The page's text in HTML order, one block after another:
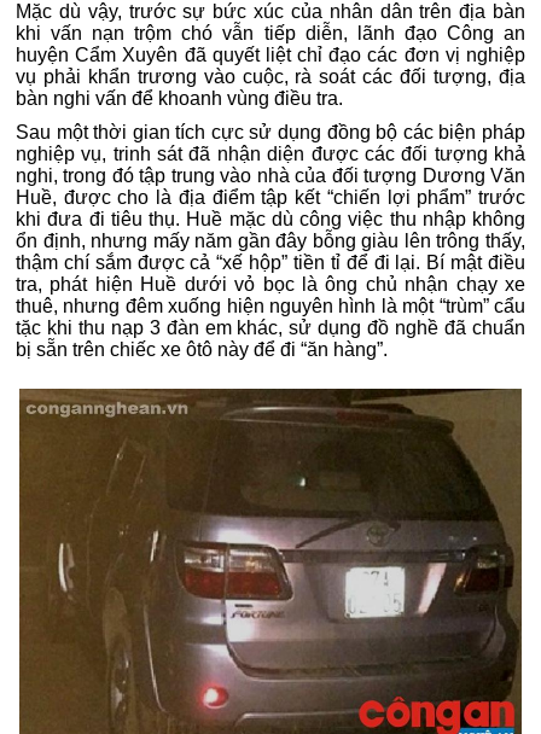
Mặc dù vậy, trước sự bức xúc của nhân dân trên địa bàn
khi vấn nạn trộm chó vẫn tiếp diễn, lãnh đạo Công an
huyện Cẩm Xuyên đã quyết liệt chỉ đạo các đơn vị nghiệp
vụ phải khẩn trương vào cuộc, rà soát các đối tượng, địa
bàn nghi vấn để khoanh vùng điều tra.
Sau một thời gian tích cực sử dụng đồng bộ các biện pháp
nghiệp vụ, trinh sát đã nhận diện được các đối tượng khả
nghi, trong đó tập trung vào nhà của đối tượng Dương Văn
Huề, được cho là địa điểm tập kết “chiến lợi phẩm” trước
khi đưa đi tiêu thụ. Huề mặc dù công việc thu nhập không
ổn định, nhưng mấy năm gần đây bỗng giàu lên trông thấy,
thậm chí sắm được cả “xế hộp” tiền tỉ để đi lại. Bí mật điều
tra, phát hiện Huề dưới vỏ bọc là ông chủ nhận chạy xe
thuê, nhưng đêm xuống hiện nguyên hình là một “trùm” cẩu
tặc khi thu nạp 3 đàn em khác, sử dụng đồ nghề đã chuẩn
bị sẵn trên chiếc xe ôtô này để đi “ăn hàng”.